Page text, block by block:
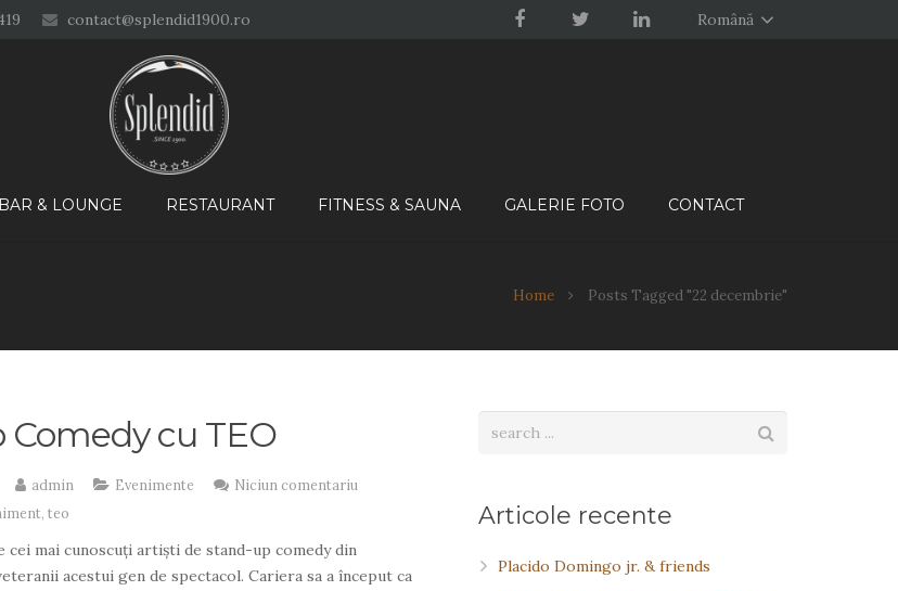
contact@splendid1900.ro Română
BAR & LOUNGE RESTAURANT FITNESS & SAUNA GALERIE FOTO CONTACT
Home Posts Tagged "22 decembrie"
Comedy cu TEO
admin Evenimente
Niciun comentariu
,teo
cei mai cunoscuți artiști de stand-up comedy din
acestui gen de spectacol. Cariera sa a început ca
Articole recente
Placido Domingo jr. & friends